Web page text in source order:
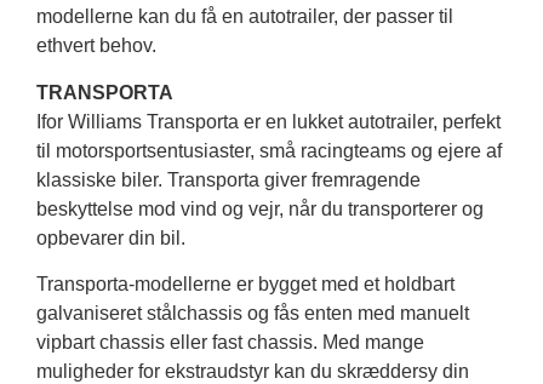
modellerne kan du få en autotrailer, der passer til
ethvert behov.
TRANSPORTA
Ifor Williams Transporta er en lukket autotrailer, perfekt
til motorsportsentusiaster, små racingteams og ejere af
klassiske biler. Transporta giver fremragende
beskyttelse mod vind og vejr, når du transporterer og
opbevarer din bil.
Transporta-modellerne er bygget med et holdbart
galvaniseret stålchassis og fås enten med manuelt
vipbart chassis eller fast chassis. Med mange
muligheder for ekstraudstyr kan du skræddersy din